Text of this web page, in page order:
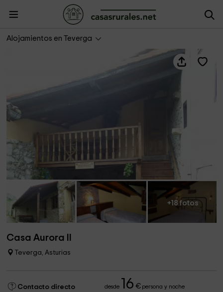
Alojamientos en Teverga
+18 fotos
Casa Aurora II
Teverga, Asturias
Contacto directo desde 16 €persona y noche